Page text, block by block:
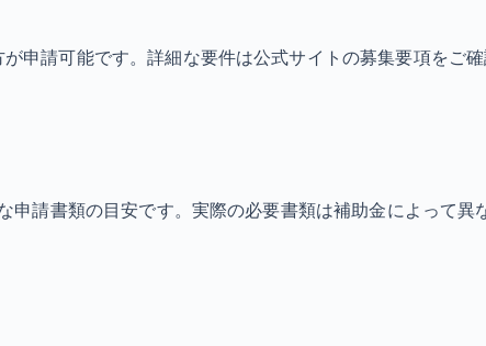
が申請可能です。詳細な要件は公式サイトの募集要項をご確
申請書類の目安です。実際の必要書類は補助金によって異